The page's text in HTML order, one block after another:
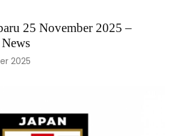
25 November 2025 –
2025